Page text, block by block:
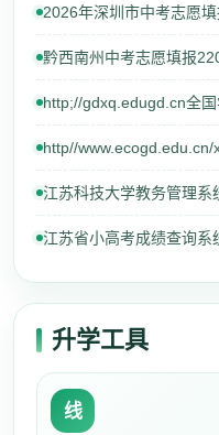
2026年深圳市中考志愿
黔西南州中考志愿填报
http;//gdxq.edugd.cn全
http//www.ecogd.edu.cn/
江苏科技大学教务管理系
江苏省小高考成绩查询系
升学工具
线